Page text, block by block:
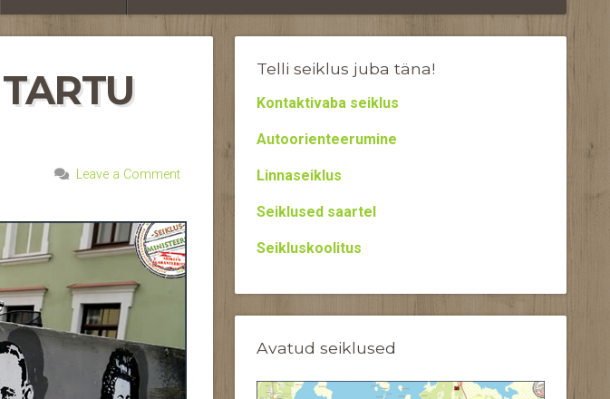
Leave a Comment
Telli seiklus juba täna!
Kontaktivaba seiklus
Autoorienteerumine
Linnaseiklus
Seiklused saartel
Seikluskoolitus
Avatud seiklused